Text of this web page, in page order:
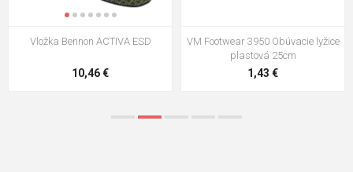
VM Footwear 3009 Vkladacia
5,21 €
VM Footwear 3102 Šnúrky ploché
0,79 €